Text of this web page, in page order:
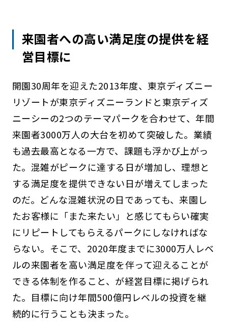
来園者への高い満足度の提供を経
営目標に
開園30周年を迎えた2013年度、東京ディズニー
リゾートが東京ディズニーランドと東京ディズ
ニーシーの2つのテーマパークを合わせて、年間
来園者3000万人の大台を初めて突破した。業績
も過去最高となる一方で、課題も浮かび上がっ
た。混雑がピークに達する日が増加し、理想と
する満足度を提供できない日が増えてしまった
のだ。どんな混雑状況の日であっても、来園し
たお客様に「また来たい」と感じてもらい確実
にリピートしてもらえるパークにしなければな
らない。そこで、2020年度までに3000万人レベ
ルの来園者を高い満足度を伴って迎えることが
できる体制を作ること、が経営目標に掲げられ
た。目標に向け年間500億円レベルの投資を継
続的に行うことも決まった。